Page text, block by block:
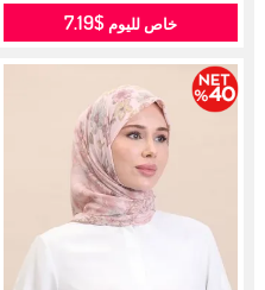
خاص لليوم$7.19